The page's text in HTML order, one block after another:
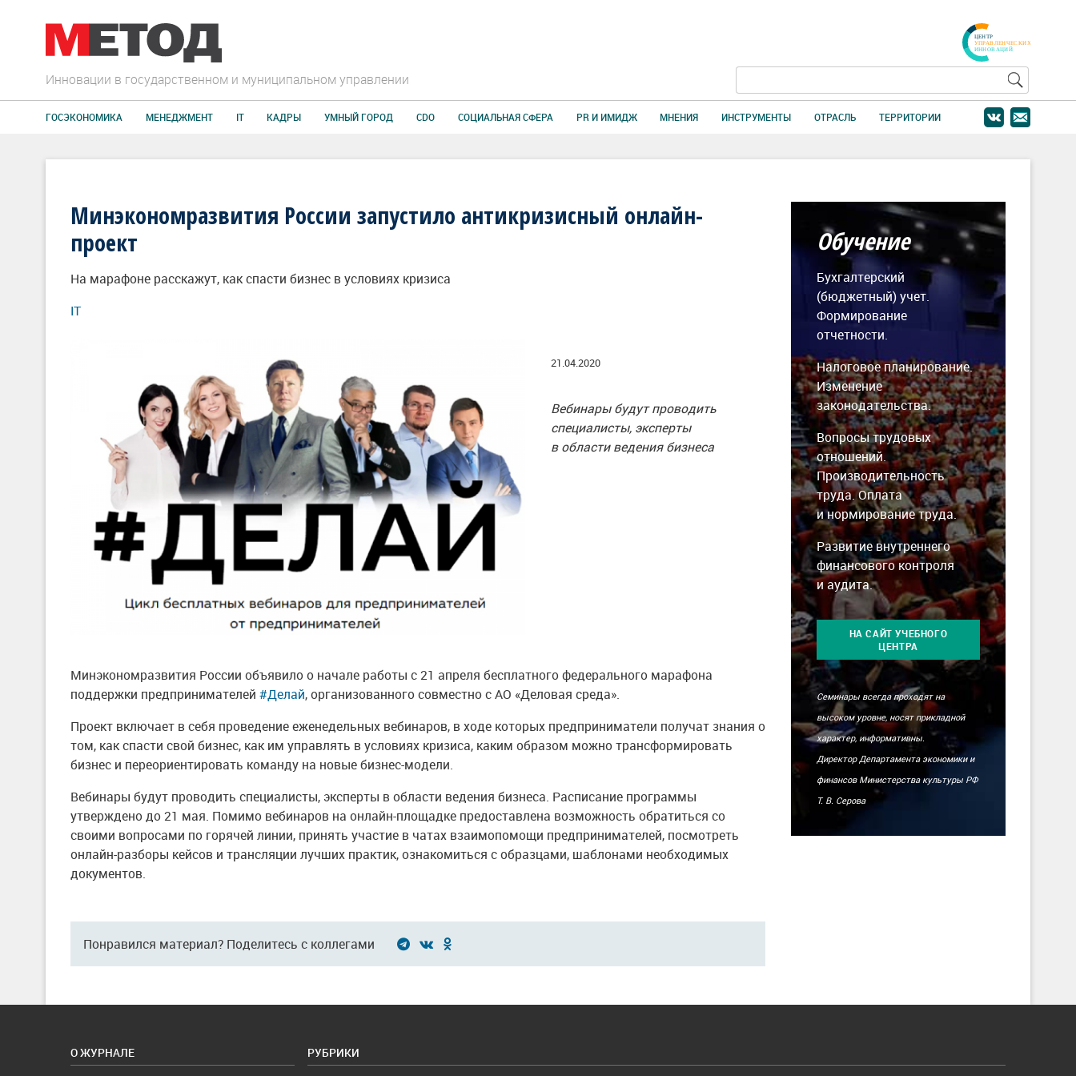
Инновации в государственном и муниципальном управлении
ГОСЭКОНОМИКА МЕНЕДЖМЕНТ IT КАДРЫ УМНЫЙ ГОРОД CDO СОЦИАЛЬНАЯ СФЕРА PR И ИМИДЖ МНЕНИЯ ИНСТРУМЕНТЫ ОТРАСЛЬ ТЕРРИТОРИИ
Минэкономразвития России запустило антикризисный онлайн-
проект
На марафоне расскажут, как спасти бизнес в условиях кризиса
IT
21.04.2020
Вебинары будут проводить
специалисты, эксперты
в области ведения бизнеса
Минэкономразвития России объявило о начале работы с 21 апреля бесплатного федерального марафона
поддержки предпринимателей #Делай, организованного совместно с АО «Деловая среда».
Проект включает в себя проведение еженедельных вебинаров, в ходе которых предприниматели получат знания о
том, как спасти свой бизнес, как им управлять в условиях кризиса, каким образом можно трансформировать
бизнес и переориентировать команду на новые бизнес-модели.
Вебинары будут проводить специалисты, эксперты в области ведения бизнеса. Расписание программы
утверждено до 21 мая. Помимо вебинаров на онлайн-площадке предоставлена возможность обратиться со
своими вопросами по горячей линии, принять участие в чатах взаимопомощи предпринимателей, посмотреть
онлайн-разборы кейсов и трансляции лучших практик, ознакомиться с образцами, шаблонами необходимых
документов.
Понравился материал? Поделитесь с коллегами
Обучение
Бухгалтерский
(бюджетный) учет.
Формирование
отчетности.
Налоговое планирование.
Изменение
законодательства.
Вопросы трудовых
отношений.
Производительность
труда. Оплата
и нормирование труда.
Развитие внутреннего
финансового контроля
и аудита.
НА САЙТ УЧЕБНОГО
ЦЕНТРА
Семинары всегда проходят на
высоком уровне, носят прикладной
характер, информативны.
Директор Департамента экономики и
финансов Министерства культуры РФ
Т. В. Серова
О ЖУРНАЛЕ РУБРИКИ